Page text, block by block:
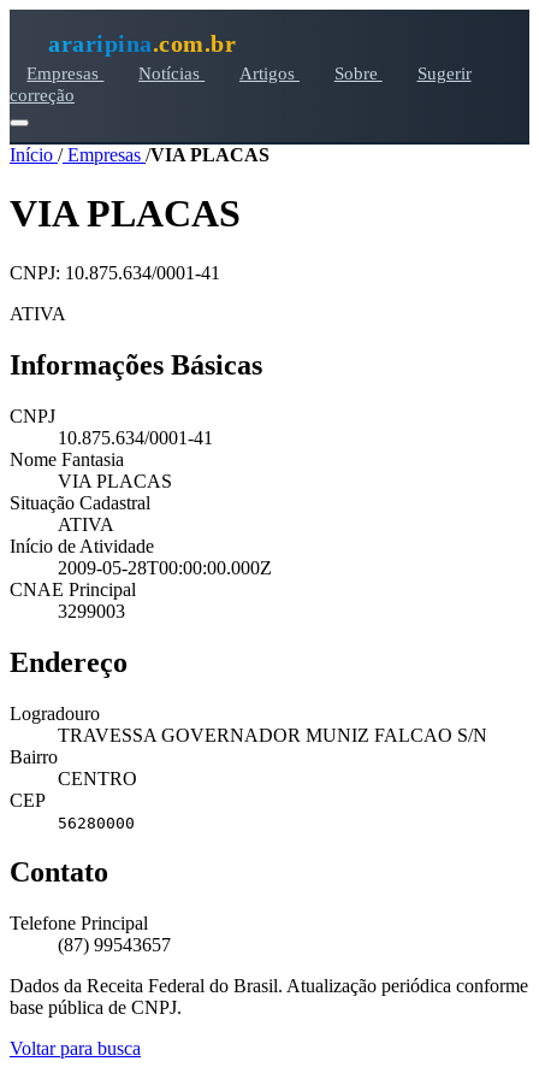
araripina.com.br
Empresas Notícias Artigos Sobre
Sugerir
correção
Início /Empresas /VIA PLACAS
VIA PLACAS
CNPJ: 10.875.634/0001-41
ATIVA
Informações Básicas
CNPJ
10.875.634/0001-41
Nome Fantasia
VIA PLACAS
Situação Cadastral
ATIVA
Início de Atividade
2009-05-28T00:00:00.000Z
CNAE Principal
3299003
Endereço
Logradouro
TRAVESSA GOVERNADOR MUNIZ FALCAO S/N
Bairro
CENTRO
CEP
56280000
Contato
Telefone Principal
(87) 99543657
Dados da Receita Federal do Brasil. Atualização periódica conforme
base pública de CNPJ.
Voltar para busca